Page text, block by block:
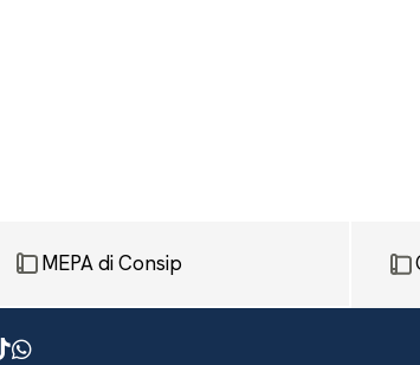
MEPA di Consip
WhatsApp